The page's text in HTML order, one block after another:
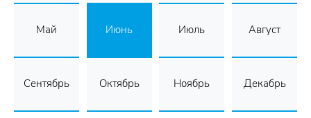
Май Июнь Июль Август
Сентябрь Октябрь Ноябрь Декабрь